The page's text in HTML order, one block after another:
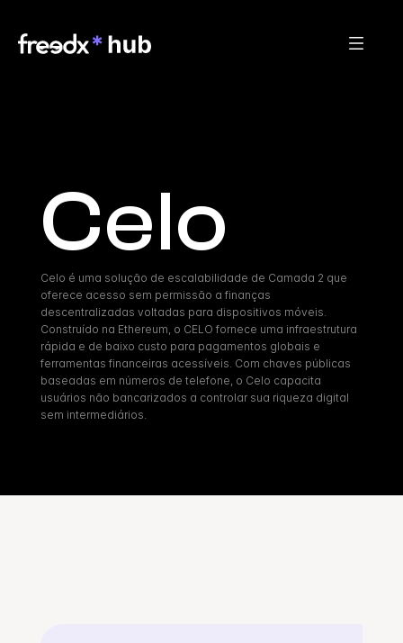
Celo
Celo é uma solução de escalabilidade de Camada 2 que
oferece acesso sem permissão a finanças
descentralizadas voltadas para dispositivos móveis.
Construído na Ethereum, o CELO fornece uma infraestrutura
rápida e de baixo custo para pagamentos globais e
ferramentas financeiras acessíveis. Com chaves públicas
baseadas em números de telefone, o Celo capacita
usuários não bancarizados a controlar sua riqueza digital
sem intermediários.